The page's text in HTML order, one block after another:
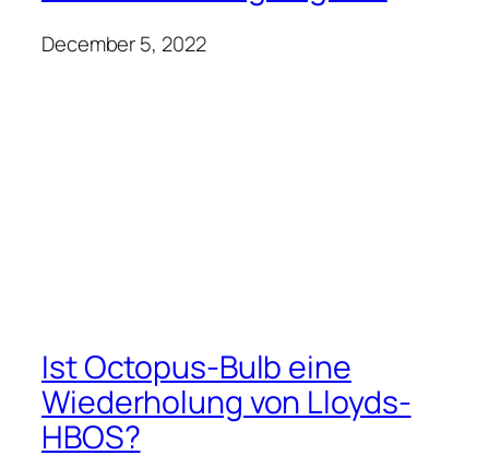
December 5, 2022
Ist Octopus-Bulb eine
Wiederholung von Lloyds-
HBOS?